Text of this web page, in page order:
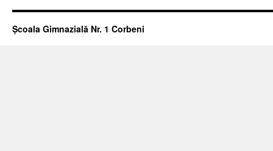
Școala Gimnazială Nr. 1 Corbeni